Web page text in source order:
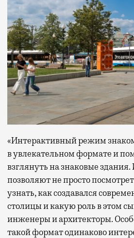
«Интерактивный режим
в увлекательном формате и
взглянуть на знаковые
позволяют не просто
узнать, как создавался
столицы и какую роль в этом
инженеры и архитекторы.
такой формат одинаково